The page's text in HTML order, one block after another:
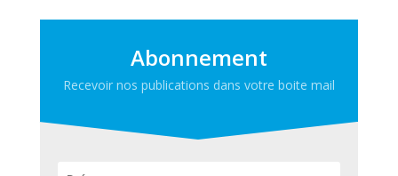
Abonnement
Recevoir nos publications dans votre boite mail